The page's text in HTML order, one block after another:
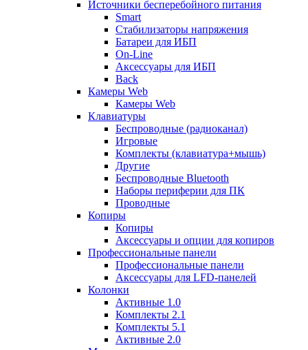
Источники бесперебойного питания
Smart
Стабилизаторы напряжения
Батареи для ИБП
On-Line
Аксессуары для ИБП
Back
Камеры Web
Камеры Web
Клавиатуры
Беспроводные (радиоканал)
Игровые
Комплекты (клавиатура+мышь)
Другие
Беспроводные Bluetooth
Наборы периферии для ПК
Проводные
Копиры
Копиры
Аксессуары и опции для копиров
Профессиональные панели
Профессиональные панели
Аксессуары для LFD-панелей
Колонки
Активные 1.0
Комплекты 2.1
Комплекты 5.1
Активные 2.0